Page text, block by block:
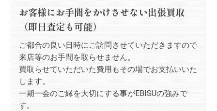
お客様にお手間をかけさせない出張買取
（即日査定も可能）
ご都合の良い日時にご訪問させていただきますので
来店等のお手間を取らせません。
買取らせていただいた費用もその場でお支払いいた
します。
一期一会のご縁を大切にする事がEBISUの強みで
す。